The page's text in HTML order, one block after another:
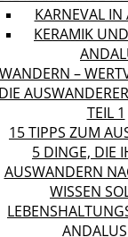
KARNEVAL
KERAMIK
–
DIE
TEIL 1
15 TIPPS ZUM
5 DINGE, DIE
AUSWANDERN
WISSEN